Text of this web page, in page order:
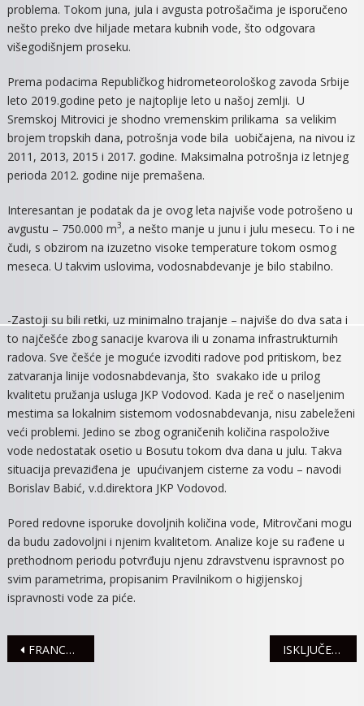
LETA
problema. Tokom juna, jula i avgusta potrošačima je isporučeno
nešto preko dve hiljade metara kubnih vode, što odgovara
višegodišnjem proseku.
Prema podacima Republičkog hidrometeorološkog zavoda Srbije
leto 2019.godine peto je najtoplije leto u našoj zemlji. U
Sremskoj Mitrovici je shodno vremenskim prilikama sa velikim
brojem tropskih dana, potrošnja vode bila uobičajena, na nivou iz
2011, 2013, 2015 i 2017. godine. Maksimalna potrošnja iz letnjeg
perioda 2012. godine nije premašena.
Interesantan je podatak da je ovog leta najviše vode potrošeno u
avgustu – 750.000 m3, a nešto manje u junu i julu mesecu. To i ne
čudi, s obzirom na izuzetno visoke temperature tokom osmog
meseca. U takvim uslovima, vodosnabdevanje je bilo stabilno.
-Zastoji su bili retki, uz minimalno trajanje – najviše do dva sata i
to najčešće zbog sanacije kvarova ili u zonama infrastrukturnih
radova. Sve češće je moguće izvoditi radove pod pritiskom, bez
zatvaranja linije vodosnabdevanja, što svakako ide u prilog
kvalitetu pružanja usluga JKP Vodovod. Kada je reč o naseljenim
mestima sa lokalnim sistemom vodosnabdevanja, nisu zabeleženi
veći problemi. Jedino se zbog ograničenih količina raspoložive
vode nedostatak osetio u Bosutu tokom dva dana u julu. Takva
situacija prevaziđena je upućivanjem cisterne za vodu – navodi
Borislav Babić, v.d.direktora JKP Vodovod.
Pored redovne isporuke dovoljnih količina vode, Mitrovčani mogu
da budu zadovoljni i njenim kvalitetom. Analize koje su rađene u
prethodnom periodu potvrđuju njenu zdravstvenu ispravnost po
svim parametrima, propisanim Pravilnikom o higijenskoj
ispravnosti vode za piće.
Navigacija
FRANCUSKI FILMOVI PONOVO PRED MITROVČANIMA ISKLJUČENJA STRUJE ZA 30. SEPTEMBAR